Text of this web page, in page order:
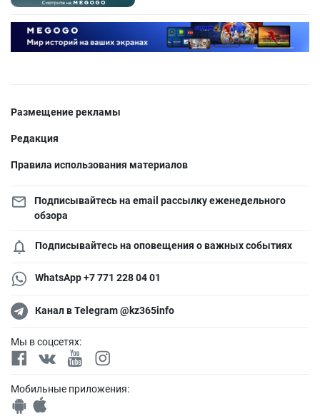
Размещение рекламы
Редакция
Правила использования материалов
Подписывайтесь на email рассылку еженедельного
обзора
Подписывайтесь на оповещения о важных событиях
WhatsApp +7 771 228 04 01
Канал в Telegram @kz365info
Мы в соцсетях:
Мобильные приложения: